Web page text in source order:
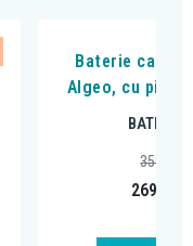
Baterie cada -
Algeo, cu pipa
BATERII
269,00
359,99